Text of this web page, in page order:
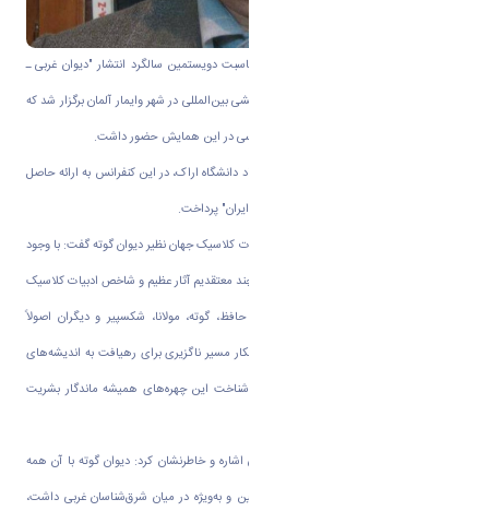
به گزارش روابط عمومی دانشگاه اراک، به مناسبت دویستمین سالگرد انتشار "دیوان غربی ـ
شرقی" گوته که در سال ۱۸۱۹ منتشر شد، همایشی بین‌المللی در شهر وایمار آلمان برگزار شد که
دکتر علی رجایی به نمایندگی از مرکز حافظ‌شناسی در این همایش حضور داشت.
مشاور مرکز حافظ‌شناسی در زبان آلمانی و استاد دانشگاه اراک، در این کنفرانس به ارائه حاصل
پژوهشی با موضوع "حافظ در آلمان و گوته در ایران" پرداخت.
دکتر رجایی درباره لزوم ترجمه‌ آثار شاخص ادبیات کلاسیک جهان نظیر دیوان گوته گفت: با وجود
تلاش‌های ارزشمندی که به انجام رسیده و هرچند معتقدیم آثار عظیم و شاخص ادبیات کلاسیک
و برترین الگوهای ادبیات جهانی، مثل آثار حافظ، گوته، مولانا، شکسپیر و دیگران اصولاً
"ترجمه‌ناپذیر" است، اما با این حال، این راهکار مسیر ناگزیری برای رهیافت به اندیشه‌های
این بزرگان عرصه ادبیات و فرهنگ جهانی و شناخت این چهره‌های همیشه ماندگار بشریت
او به ترجمه‌های مختلف دیوان گوته در ایران اشاره و خاطرنشان کرد: دیوان گوته با آن همه
تأثیراتی که بر پهنه وسیع ادبیات در مغرب‌زمین و به‌ویژه در میان شرق‌شناسان غربی داشت،